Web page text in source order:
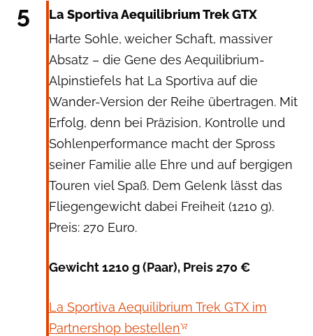
5
La Sportiva Aequilibrium Trek GTX
Harte Sohle, weicher Schaft, massiver
Absatz – die Gene des Aequilibrium-
Alpinstiefels hat La Sportiva auf die
Wander-Version der Reihe übertragen. Mit
Erfolg, denn bei Präzision, Kontrolle und
Sohlenperformance macht der Spross
seiner Familie alle Ehre und auf bergigen
Touren viel Spaß. Dem Gelenk lässt das
Fliegengewicht dabei Freiheit (1210 g).
Preis: 270 Euro.
Gewicht 1210 g (Paar), Preis 270 €
La Sportiva Aequilibrium Trek GTX im
Partnershop bestellen